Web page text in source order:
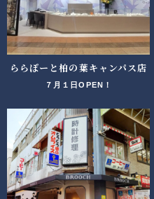
ららぽーと柏の葉キャンパス店
７月１日OPEN！